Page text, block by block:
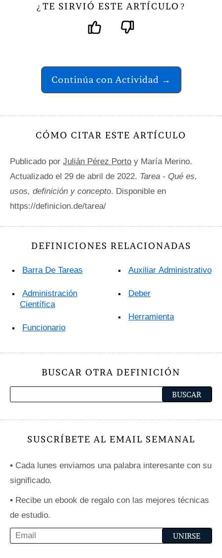
¿ TE SIRVIÓ ESTE ARTÍCULO ?
Continúa con Actividad →
CÓMO CITAR ESTE ARTÍCULO
Publicado por Julián Pérez Porto y María Merino.
Actualizado el 29 de abril de 2022. Tarea - Qué es,
usos, definición y concepto. Disponible en
https://definicion.de/tarea/
DEFINICIONES RELACIONADAS
Barra De Tareas
Administración
Científica
Funcionario
Auxiliar Administrativo
Deber
Herramienta
BUSCAR OTRA DEFINICIÓN
SUSCRÍBETE AL EMAIL SEMANAL
• Cada lunes enviamos una palabra interesante con su
significado.
• Recibe un ebook de regalo con las mejores técnicas
de estudio.